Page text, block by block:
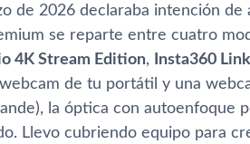
de 2026 declaraba intención
se reparte entre cuatro
4K Stream Edition, Insta360
de tu portátil y una
la óptica con autoenfoque
Llevo cubriendo equipo para